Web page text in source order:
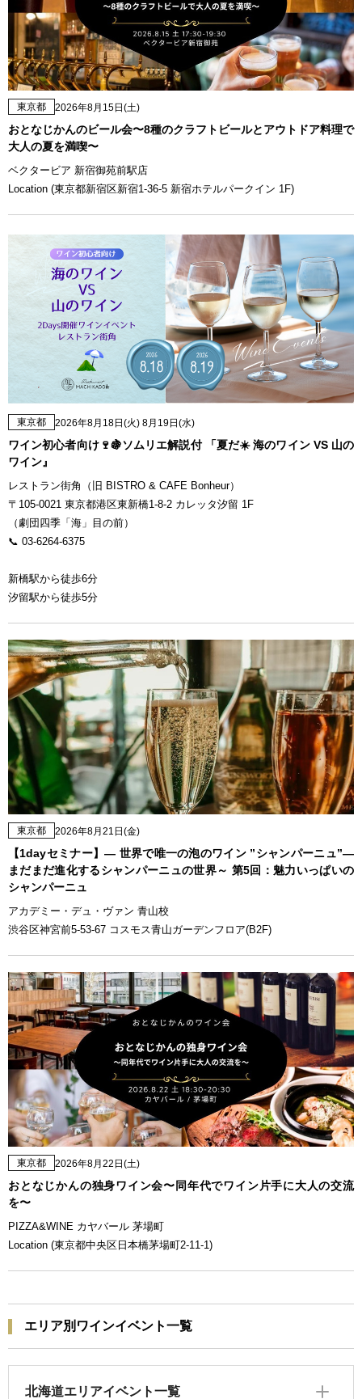
東京都 2026年8月15日(土)
おとなじかんのビール会〜8種のクラフトビールとアウトドア料理で
大人の夏を満喫〜
ベクタービア 新宿御苑前駅店
Location (東京都新宿区新宿1-36-5 新宿ホテルパークイン 1F)
東京都 2026年8月18日(火) 8月19日(水)
ワイン初心者向け🍷🍇ソムリエ解説付 「夏だ☀️ 海のワイン VS 山の
ワイン』
レストラン街角（旧 BISTRO & CAFE Bonheur）
〒105-0021 東京都港区東新橋1-8-2 カレッタ汐留 1F
（劇団四季「海」目の前）
📞 03-6264-6375
新橋駅から徒歩6分
汐留駅から徒歩5分
東京都 2026年8月21日(金)
【1dayセミナー】— 世界で唯一の泡のワイン ”シャンパーニュ”—
まだまだ進化するシャンパーニュの世界～ 第5回：魅力いっぱいの
シャンパーニュ
アカデミー・デュ・ヴァン 青山校
渋谷区神宮前5-53-67 コスモス青山ガーデンフロア(B2F)
東京都 2026年8月22日(土)
おとなじかんの独身ワイン会〜同年代でワイン片手に大人の交流
を〜
PIZZA&WINE カヤバール 茅場町
Location (東京都中央区日本橋茅場町2-11-1)
エリア別ワインイベント一覧
北海道エリアイベント一覧